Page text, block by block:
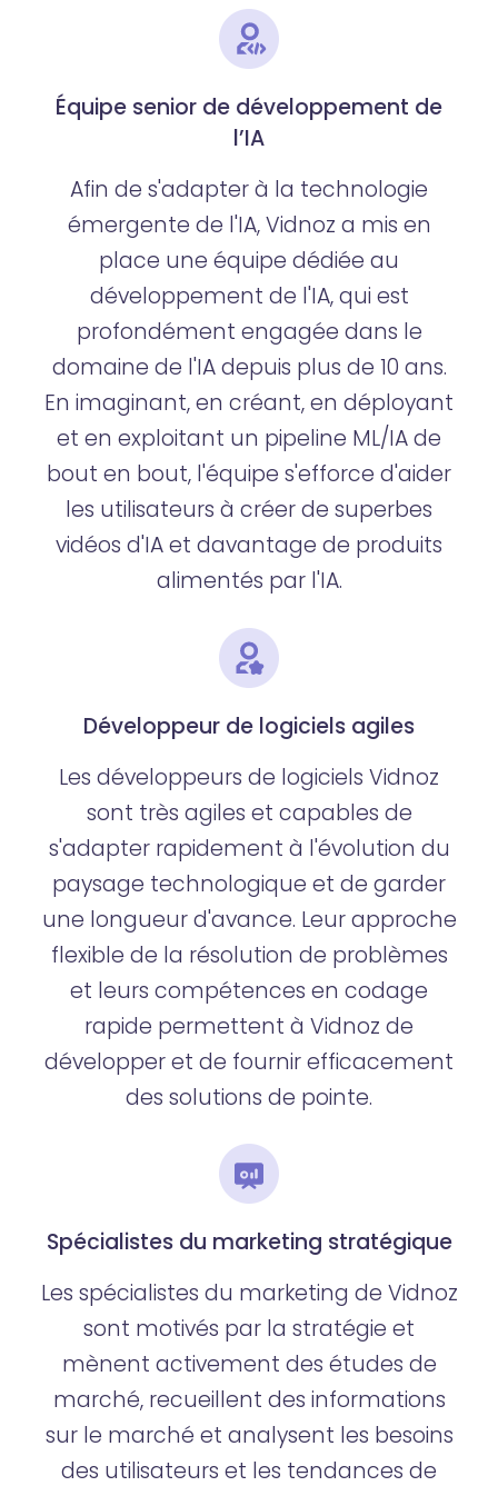
Équipe senior de développement de
l’IA
Afin de s'adapter à la technologie
émergente de l'IA, Vidnoz a mis en
place une équipe dédiée au
développement de l'IA, qui est
profondément engagée dans le
domaine de l'IA depuis plus de 10 ans.
En imaginant, en créant, en déployant
et en exploitant un pipeline ML/IA de
bout en bout, l'équipe s'efforce d'aider
les utilisateurs à créer de superbes
vidéos d'IA et davantage de produits
alimentés par l'IA.
Développeur de logiciels agiles
Les développeurs de logiciels Vidnoz
sont très agiles et capables de
s'adapter rapidement à l'évolution du
paysage technologique et de garder
une longueur d'avance. Leur approche
flexible de la résolution de problèmes
et leurs compétences en codage
rapide permettent à Vidnoz de
développer et de fournir efficacement
des solutions de pointe.
Spécialistes du marketing stratégique
Les spécialistes du marketing de Vidnoz
sont motivés par la stratégie et
mènent activement des études de
marché, recueillent des informations
sur le marché et analysent les besoins
des utilisateurs et les tendances de